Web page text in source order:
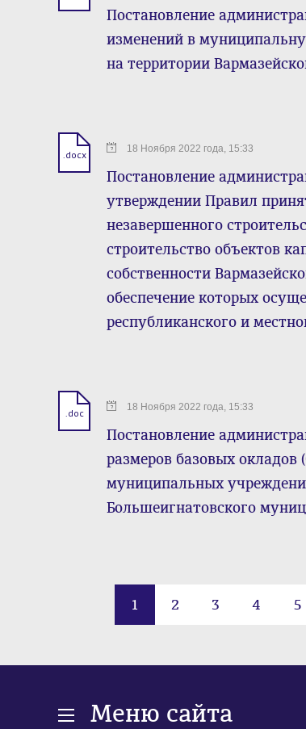
Постановление
изменений в
на территории
.docx 18 Ноября 2022 года, 15:33
Постановление
утверждении Правил
незавершенного
строительство объектов
собственности
обеспечение которых
республиканского и
.doc 18 Ноября 2022 года, 15:33
Постановление
размеров базовых
муниципальных
Большеигнатовского
1 2 3 4 5
Меню сайта